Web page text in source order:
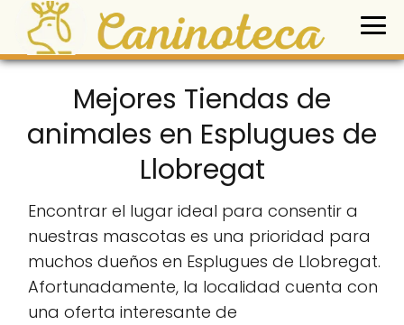
Mejores Tiendas de
animales en Esplugues de
Llobregat
Encontrar el lugar ideal para consentir a
nuestras mascotas es una prioridad para
muchos dueños en Esplugues de Llobregat.
Afortunadamente, la localidad cuenta con
una oferta interesante de